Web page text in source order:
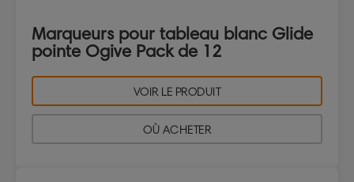
Marqueurs pour tableau blanc Glide
pointe Ogive Pack de 12
VOIR LE PRODUIT
OÙ ACHETER